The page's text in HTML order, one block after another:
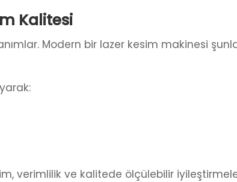
Kalitesi
Modern bir lazer kesim makinesi
verimlilik ve kalitede ölçülebilir